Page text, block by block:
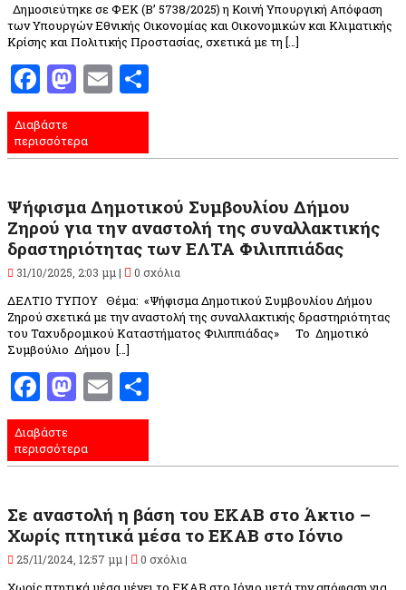
Δημοσιεύτηκε σε ΦΕΚ (Β’ 5738/2025) η Κοινή Υπουργική Απόφαση
των Υπουργών Εθνικής Οικονομίας και Οικονομικών και Κλιματικής
Κρίσης και Πολιτικής Προστασίας, σχετικά με τη […]
Facebook
Mastodon
Email
Διαβάστε
περισσότερα
Ψήφισμα Δημοτικού Συμβουλίου Δήμου
Ζηρού για την αναστολή της συναλλακτικής
δραστηριότητας των ΕΛΤΑ Φιλιππιάδας
31/10/2025, 2:03 μμ | 0 σχόλια
ΔΕΛΤΙΟ ΤΥΠΟΥ Θέμα: «Ψήφισμα Δημοτικού Συμβουλίου Δήμου
Ζηρού σχετικά με την αναστολή της συναλλακτικής δραστηριότητας
του Ταχυδρομικού Καταστήματος Φιλιππιάδας» Το Δημοτικό
Συμβούλιο Δήμου […]
Facebook
Mastodon
Email
Διαβάστε
περισσότερα
Σε αναστολή η βάση του ΕΚΑΒ στο Άκτιο –
Χωρίς πτητικά μέσα το ΕΚΑΒ στο Ιόνιο
25/11/2024, 12:57 μμ | 0 σχόλια